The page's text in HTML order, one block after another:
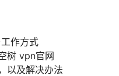
作方式
树 vpn官网
以及解决办法